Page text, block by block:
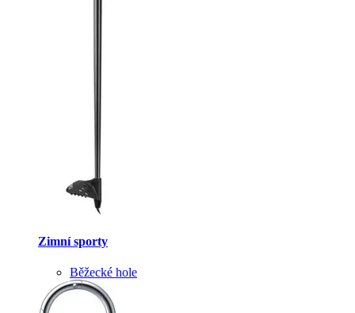
Zimní sporty
Běžecké hole